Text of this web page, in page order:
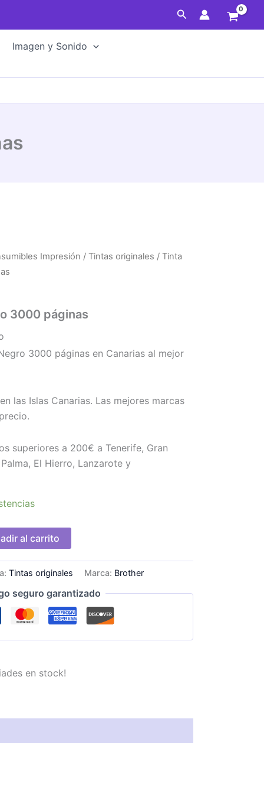
Buscar
Imagen y Sonido
Impresión /Tintas originales / Tinta
3000 páginas
3000 páginas en Canarias al mejor
las Islas Canarias. Las mejores marcas
superiores a 200€ a Tenerife, Gran
El Hierro, Lanzarote y
al carrito
Tintas originales Marca: Brother
seguro garantizado
en stock!